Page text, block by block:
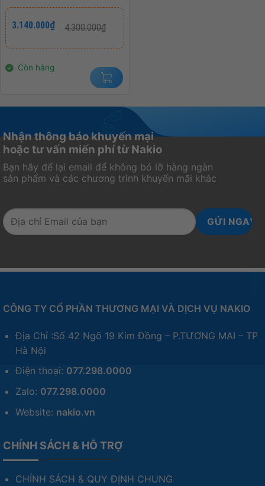
HÀNH CHÍNH HÃNG 36
THÁNG
4.300.000₫
gốc
4.300.000₫.
3.140.000₫
hiện
là:
Còn hàng
Nhận thông báo khuyến mại
hoặc tư vấn miến phí từ Nakio
Bạn hãy để lại email để không bỏ lỡ hàng ngàn
sản phẩm và các chương trình khuyến mãi khác
CÔNG TY CỔ PHẦN THƯƠNG MẠI VÀ DỊCH VỤ NAKIO
Địa Chỉ :Số 42 Ngõ 19 Kim Đồng – P.TƯƠNG MAI – TP
Hà Nội
Điện thoại: 077.298.0000
Zalo: 077.298.0000
Website: nakio.vn
CHÍNH SÁCH & HỖ TRỢ
CHÍNH SÁCH & QUY ĐỊNH CHUNG